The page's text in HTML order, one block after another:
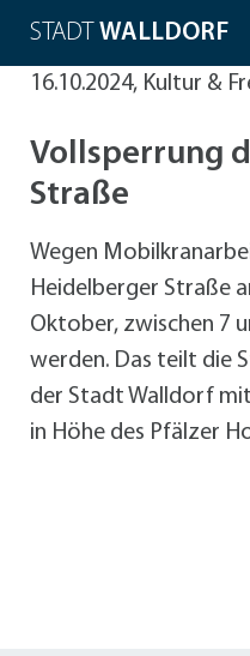
STADT WALLDORF
16.10.2024, Kultur &
Vollsperrung
Straße
Wegen
Heidelberger Straße
Oktober, zwischen 7
werden. Das teilt die
der Stadt Walldorf
in Höhe des Pfälzer